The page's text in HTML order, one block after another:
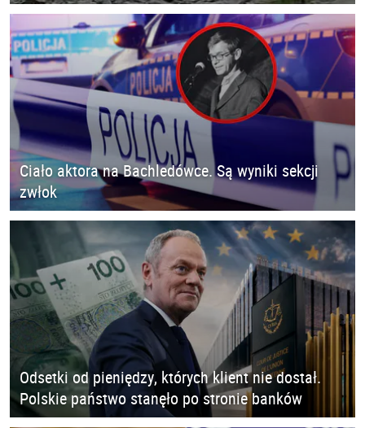
Ciało aktora na Bachledówce. Są wyniki sekcji
zwłok
Odsetki od pieniędzy, których klient nie dostał.
Polskie państwo stanęło po stronie banków